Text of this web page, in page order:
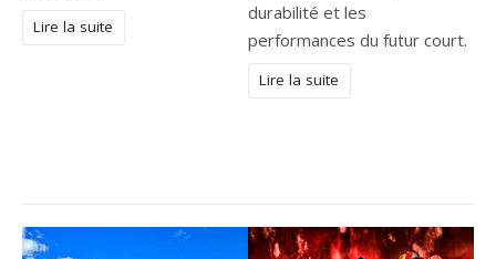
Lire la suite
durabilité et les
performances du futur court.
Lire la suite